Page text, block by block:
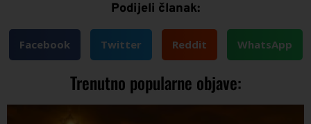
Podijeli članak:
Facebook Twitter Reddit WhatsApp
Trenutno popularne objave: